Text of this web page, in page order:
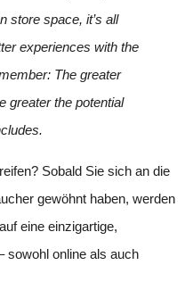
store space, it’s all
experiences with the
The greater
greater the potential
Sobald Sie sich an die
gewöhnt haben, werden
eine einzigartige,
sowohl online als auch